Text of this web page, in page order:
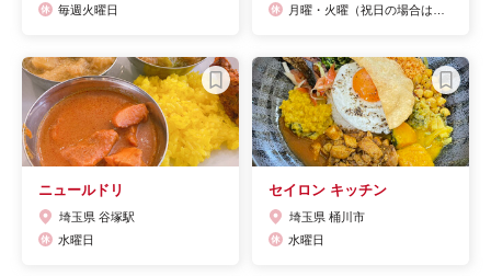
毎週火曜日
ニュールドリ
埼玉県 谷塚駅
水曜日
セイロン キッチン
埼玉県 桶川市
水曜日